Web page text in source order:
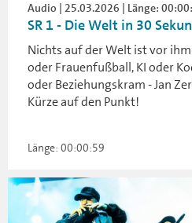
Audio | 25.03.2026 | Länge:
SR 1 - Die Welt in 30
Nichts auf der Welt ist vor
oder Frauenfußball, KI oder
oder Beziehungskram - Jan
Kürze auf den Punkt!
Länge: 00:00:59